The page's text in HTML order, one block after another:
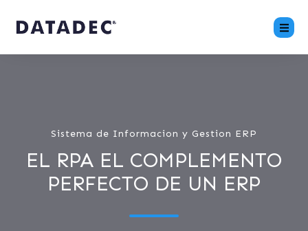
Sistema de Informacion y Gestion ERP
EL RPA EL COMPLEMENTO
PERFECTO DE UN ERP